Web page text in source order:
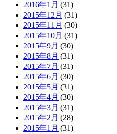
2016年1月 (31)
2015年12月 (31)
2015年11月 (30)
2015年10月 (31)
2015年9月 (30)
2015年8月 (31)
2015年7月 (31)
2015年6月 (30)
2015年5月 (31)
2015年4月 (30)
2015年3月 (31)
2015年2月 (28)
2015年1月 (31)